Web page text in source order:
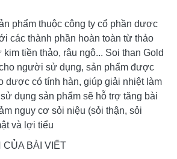
phẩm thuộc công ty cổ phần dược
các thành phần hoàn toàn từ thảo
tiền thảo, râu ngô... Soi than Gold
người sử dụng, sản phẩm được
dược có tính hàn, giúp giải nhiệt làm
dụng sản phẩm sẽ hỗ trợ tăng bài
nguy cơ sỏi niệu (sỏi thận, sỏi
và lợi tiểu
CỦA BÀI VIẾT